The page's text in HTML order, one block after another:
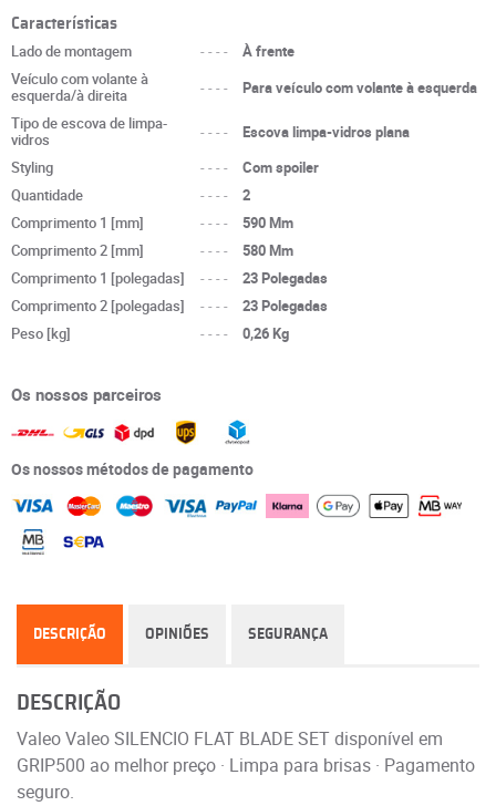
Características
Lado de montagem ----
À frente
Veículo com volante à
esquerda/à direita
----
Para veículo com volante à esquerda
Tipo de escova de limpa-
vidros
----
Escova limpa-vidros plana
Styling
----
Com spoiler
Quantidade
----
2
Comprimento 1 [mm]
----
590 Mm
Comprimento 2 [mm]
----
580 Mm
Comprimento 1 [polegadas]
----
23 Polegadas
Comprimento 2 [polegadas]
----
23 Polegadas
Peso [kg]
---- 0,26 Kg
Os nossos parceiros
Os nossos métodos de pagamento
DESCRIÇÃO OPINIÕES SEGURANÇA
DESCRIÇÃO
Valeo Valeo SILENCIO FLAT BLADE SET disponível em
GRIP500 ao melhor preço · Limpa para brisas · Pagamento
seguro.